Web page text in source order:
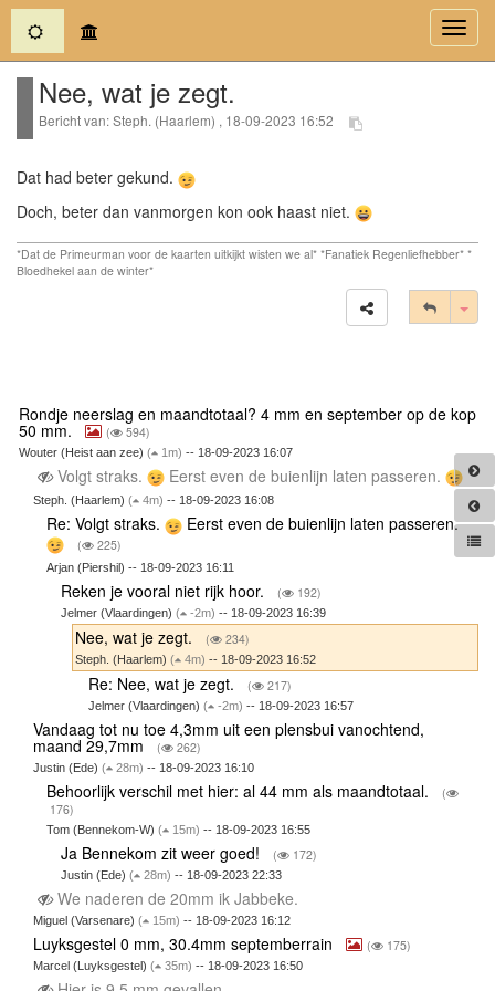
(current)
Nee, wat je zegt.
Bericht van: Steph. (Haarlem) , 18-09-2023 16:52
Dat had beter gekund.
Doch, beter dan vanmorgen kon ook haast niet.
*Dat de Primeurman voor de kaarten uitkijkt wisten we al* *Fanatiek Regenliefhebber* *
Bloedhekel aan de winter*
Rondje neerslag en maandtotaal? 4 mm en september op de kop
50 mm. ( 594)
Wouter (Heist aan zee) ( 1m) -- 18-09-2023 16:07
Volgt straks. Eerst even de buienlijn laten passeren.
Steph. (Haarlem) ( 4m) -- 18-09-2023 16:08
Re: Volgt straks. Eerst even de buienlijn laten passeren.
( 225)
Arjan (Piershil) -- 18-09-2023 16:11
Reken je vooral niet rijk hoor. ( 192)
Jelmer (Vlaardingen) ( -2m) -- 18-09-2023 16:39
Nee, wat je zegt. ( 234)
Steph. (Haarlem)( 4m) -- 18-09-2023 16:52
Re: Nee, wat je zegt. ( 217)
Jelmer (Vlaardingen) ( -2m) -- 18-09-2023 16:57
Vandaag tot nu toe 4,3mm uit een plensbui vanochtend,
maand 29,7mm ( 262)
Justin (Ede) ( 28m) -- 18-09-2023 16:10
Behoorlijk verschil met hier: al 44 mm als maandtotaal.
(
176)
Tom (Bennekom-W)( 15m) -- 18-09-2023 16:55
Ja Bennekom zit weer goed! ( 172)
Justin (Ede) ( 28m) -- 18-09-2023 22:33
We naderen de 20mm ik Jabbeke.
Miguel (Varsenare) ( 15m) -- 18-09-2023 16:12
Luyksgestel 0 mm, 30.4mm septemberrain ( 175)
Marcel (Luyksgestel) ( 35m) -- 18-09-2023 16:50